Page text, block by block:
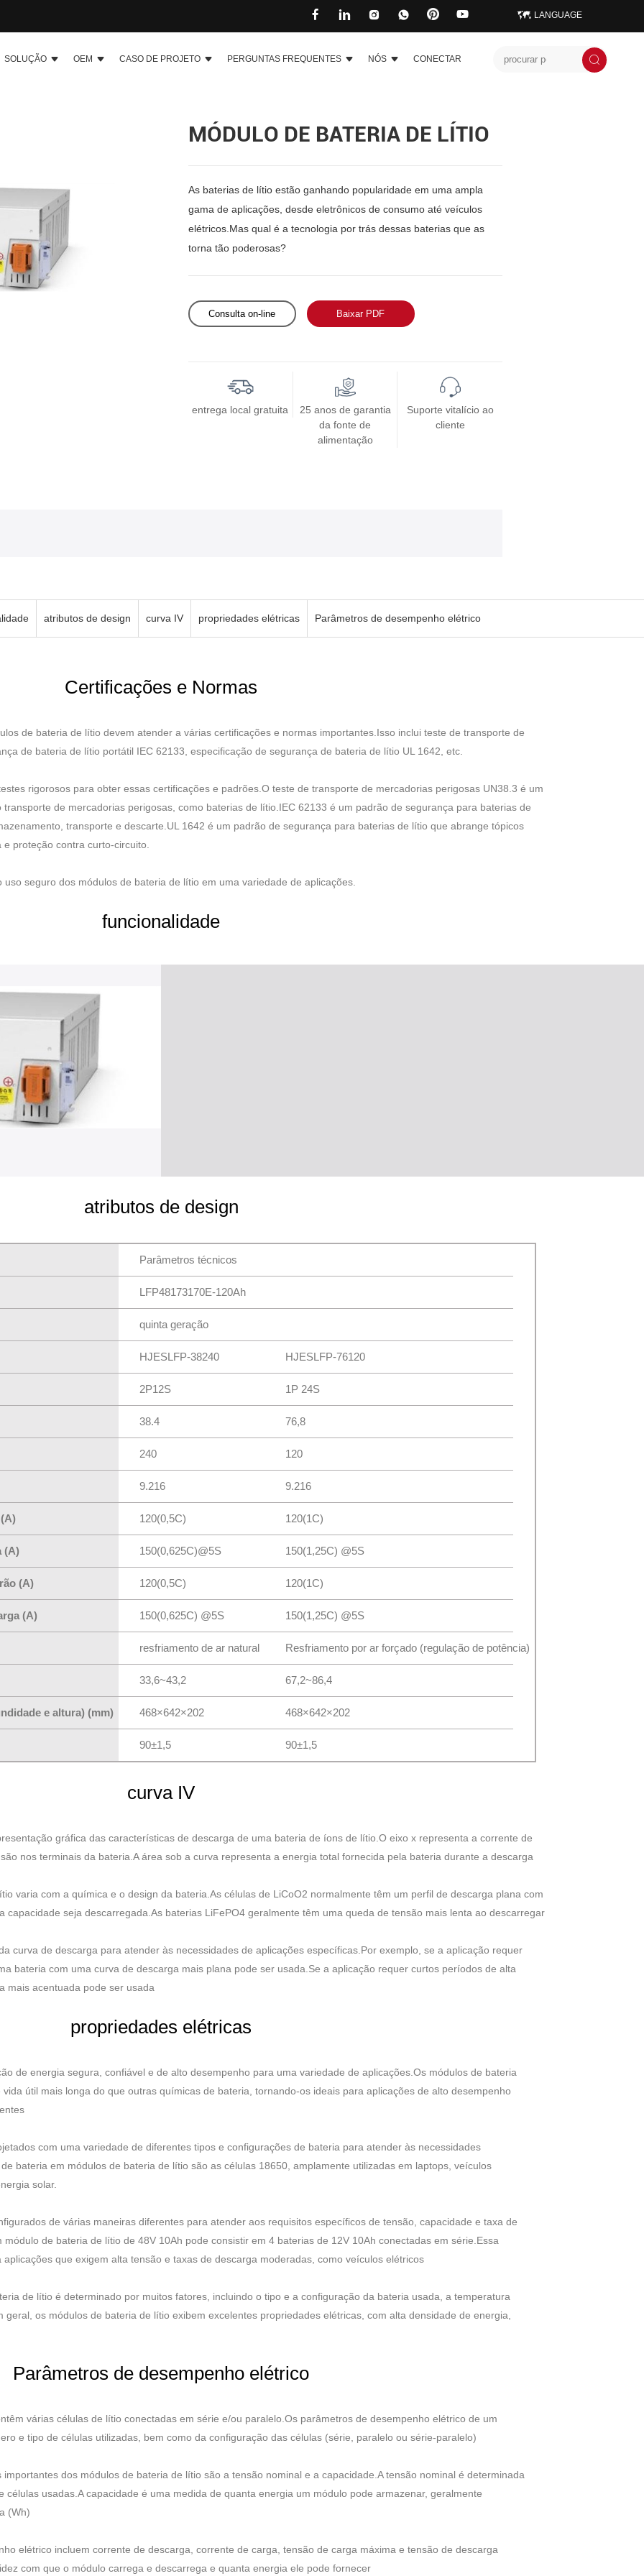
LANGUAGE
SOLUÇÃO OEM CASO DE PROJETO PERGUNTAS FREQUENTES NÓS CONECTAR
MÓDULO DE BATERIA DE LÍTIO
As baterias de lítio estão ganhando popularidade em uma ampla
gama de aplicações, desde eletrônicos de consumo até veículos
elétricos.Mas qual é a tecnologia por trás dessas baterias que as
torna tão poderosas?
Consulta on-line Baixar PDF
entrega local gratuita
25 anos de garantia
da fonte de
alimentação
Suporte vitalício ao
cliente
atributos de design curva IV propriedades elétricas Parâmetros de desempenho elétrico
Certificações e Normas
de bateria de lítio devem atender a várias certificações e normas importantes.Isso inclui teste de transporte de
de bateria de lítio portátil IEC 62133, especificação de segurança de bateria de lítio UL 1642, etc.
rigorosos para obter essas certificações e padrões.O teste de transporte de mercadorias perigosas UN38.3 é um
de mercadorias perigosas, como baterias de lítio.IEC 62133 é um padrão de segurança para baterias de
transporte e descarte.UL 1642 é um padrão de segurança para baterias de lítio que abrange tópicos
proteção contra curto-circuito.
seguro dos módulos de bateria de lítio em uma variedade de aplicações.
funcionalidade
atributos de design
Parâmetros técnicos
LFP48173170E-120Ah
quinta geração
HJESLFP-38240 HJESLFP-76120
2P12S 1P 24S
38.4 76,8
240 120
9.216 9.216
120(0,5C) 120(1C)
(A) 150(0,625C)@5S 150(1,25C) @5S
(A) 120(0,5C) 120(1C)
(A) 150(0,625C) @5S 150(1,25C) @5S
resfriamento de ar natural Resfriamento por ar forçado (regulação de potência)
33,6~43,2 67,2~86,4
e altura) (mm) 468×642×202 468×642×202
90±1,5 90±1,5
curva IV
gráfica das características de descarga de uma bateria de íons de lítio.O eixo x representa a corrente de
nos terminais da bateria.A área sob a curva representa a energia total fornecida pela bateria durante a descarga
varia com a química e o design da bateria.As células de LiCoO2 normalmente têm um perfil de descarga plana com
capacidade seja descarregada.As baterias LiFePO4 geralmente têm uma queda de tensão mais lenta ao descarregar
curva de descarga para atender às necessidades de aplicações específicas.Por exemplo, se a aplicação requer
bateria com uma curva de descarga mais plana pode ser usada.Se a aplicação requer curtos períodos de alta
mais acentuada pode ser usada
propriedades elétricas
de energia segura, confiável e de alto desempenho para uma variedade de aplicações.Os módulos de bateria
útil mais longa do que outras químicas de bateria, tornando-os ideais para aplicações de alto desempenho
com uma variedade de diferentes tipos e configurações de bateria para atender às necessidades
bateria em módulos de bateria de lítio são as células 18650, amplamente utilizadas em laptops, veículos
solar.
de várias maneiras diferentes para atender aos requisitos específicos de tensão, capacidade e taxa de
de bateria de lítio de 48V 10Ah pode consistir em 4 baterias de 12V 10Ah conectadas em série.Essa
que exigem alta tensão e taxas de descarga moderadas, como veículos elétricos
de lítio é determinado por muitos fatores, incluindo o tipo e a configuração da bateria usada, a temperatura
os módulos de bateria de lítio exibem excelentes propriedades elétricas, com alta densidade de energia,
Parâmetros de desempenho elétrico
várias células de lítio conectadas em série e/ou paralelo.Os parâmetros de desempenho elétrico de um
e tipo de células utilizadas, bem como da configuração das células (série, paralelo ou série-paralelo)
dos módulos de bateria de lítio são a tensão nominal e a capacidade.A tensão nominal é determinada
usadas.A capacidade é uma medida de quanta energia um módulo pode armazenar, geralmente
(Wh)
elétrico incluem corrente de descarga, corrente de carga, tensão de carga máxima e tensão de descarga
com que o módulo carrega e descarrega e quanta energia ele pode fornecer